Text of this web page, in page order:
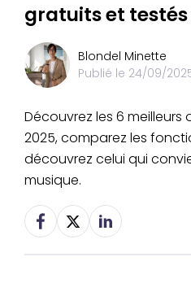
gratuits et testés
Blondel Minette
Publié le 24/09/
Découvrez les 6 meilleurs
2025, comparez les
découvrez celui qui
musique.